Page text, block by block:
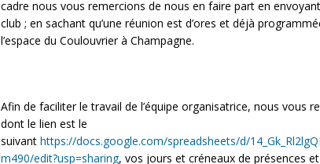
cadre nous vous remercions de nous en faire part en
club ; en sachant qu’une réunion est d’ores et déjà
l’espace du Coulouvrier à Champagne.
Afin de faciliter le travail de l’équipe organisatrice, nous vous
dont le lien est le
suivant https://docs.google.com/spreadsheets/d/
m490/edit?usp=sharing, vos jours et créneaux de présences